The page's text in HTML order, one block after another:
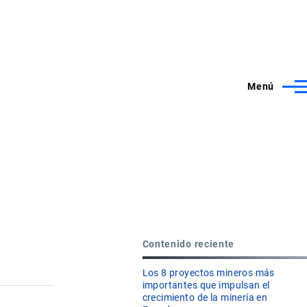
Menú
Contenido reciente
Los 8 proyectos mineros más
importantes que impulsan el
crecimiento de la minería en